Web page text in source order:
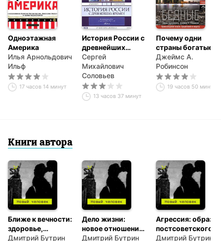
Одноэтажная
Америка
Илья Арнольдович
Ильф
17 часов 14 минут
История России с
древнейших
времен. Том 1
Сергей
Михайлович
Соловьев
13 часов 37 минут
Почему одни
страны богатые, а
другие бедные.
Происхождение
власти,
процветания и
нищеты
Джеймс А.
Робинсон
19 часов 50 минут
Книги автора
Ближе к вечности:
здоровье,
старость и
Дмитрий Бутрин
Дело жизни:
новое отношение
к труду
Дмитрий Бутрин
Агрессия: образ
постсоветского
насилия
Дмитрий Бутрин